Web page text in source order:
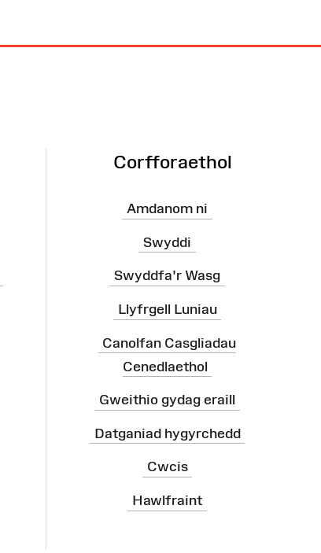
Corfforaethol
Amdanom ni
Swyddi
Swyddfa'r Wasg
Llyfrgell Luniau
Canolfan Casgliadau
Cenedlaethol
Gweithio gydag eraill
Datganiad hygyrchedd
Cwcis
Hawlfraint